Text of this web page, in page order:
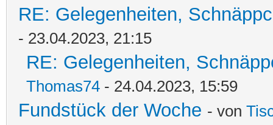
RE: Gelegenheiten,
- 23.04.2023, 21:15
RE: Gelegenheiten,
Thomas74 - 24.04.2023, 15:59
Fundstück der Woche - von